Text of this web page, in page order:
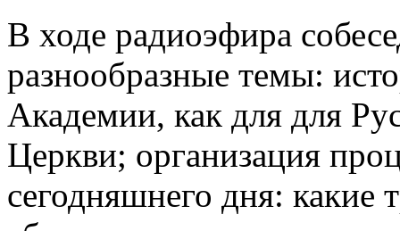
В ходе радиоэфира
разнообразные темы:
Академии, как для для
Церкви; организация
сегодняшнего дня: какие